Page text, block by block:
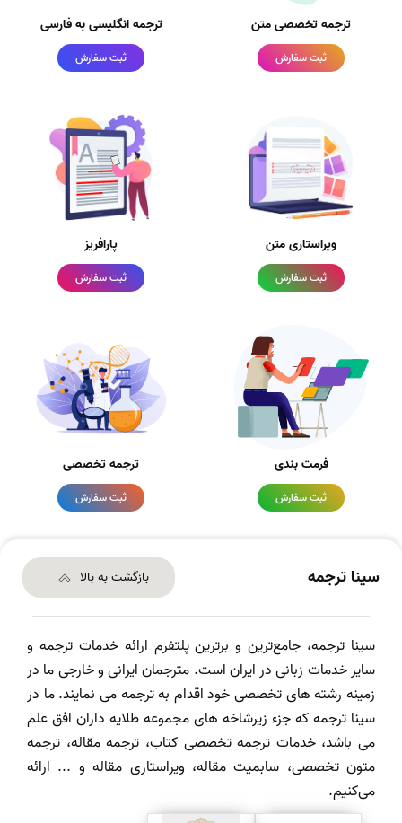
ترجمه تخصصی متن
ثبت سفارش
ترجمه انگلیسی به فارسی
ثبت سفارش
ویراستاری متن
ثبت سفارش
پارافریز
ثبت سفارش
فرمت بندی
ثبت سفارش
ترجمه تخصصی
ثبت سفارش
سینا ترجمه بازگشت به بالا
سینا ترجمه، جامع‌ترین و برترین پلتفرم ارائه خدمات ترجمه و
سایر خدمات زبانی در ایران است. مترجمان ایرانی و خارجی ما در
زمینه رشته های تخصصی خود اقدام به ترجمه می نمایند. ما در
سینا ترجمه که جزء زیرشاخه های مجموعه طلایه داران افق علم
می باشد، خدمات ترجمه تخصصی کتاب، ترجمه مقاله، ترجمه
متون تخصصی، سابمیت مقاله، ویراستاری مقاله و ... ارائه
می‌کنیم.